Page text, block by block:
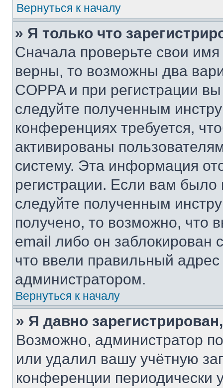
Вернуться к началу
» Я только что
Сначала проверьте свои
верны, то возможны два
COPPA и при регистрации
следуйте полученным
конференциях требуется,
активированы
систему. Эта информация
регистрации. Если вам
следуйте полученным
получено, то возможно, что
email либо он
что ввели правильный адрес
администратором.
Вернуться к началу
» Я давно
Возможно, администратор
или удалил вашу учётную
конференции периодически